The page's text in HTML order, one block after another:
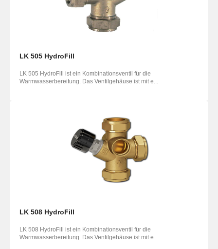
LK 505 HydroFill
LK 505 HydroFill ist ein Kombinationsventil für die
Warmwasserbereitung. Das Ventilgehäuse ist mit e...
LK 508 HydroFill
LK 508 HydroFill ist ein Kombinationsventil für die
Warmwasserbereitung. Das Ventilgehäuse ist mit e...